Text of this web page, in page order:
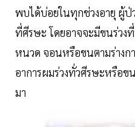
พบได้บ่อยในทุกช่วงอายุ ผู้ป่
ที่ศีรษะ โดยอาจจะมีขนร่วง
หนวด จอนหรือขนตามร่างก
อาการผมร่วงทั่วศีรษะหรือข
มา